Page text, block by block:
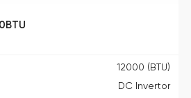
12000 (BTU)
DC Invertor